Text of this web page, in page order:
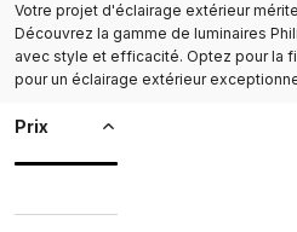
Votre projet d'éclairage extérieur
Découvrez la gamme de luminaires
avec style et efficacité. Optez pour la
pour un éclairage extérieur
Prix